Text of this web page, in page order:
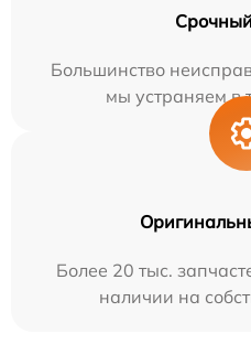
Большинство
мы устраняем в
Более 20 тыс.
наличии на